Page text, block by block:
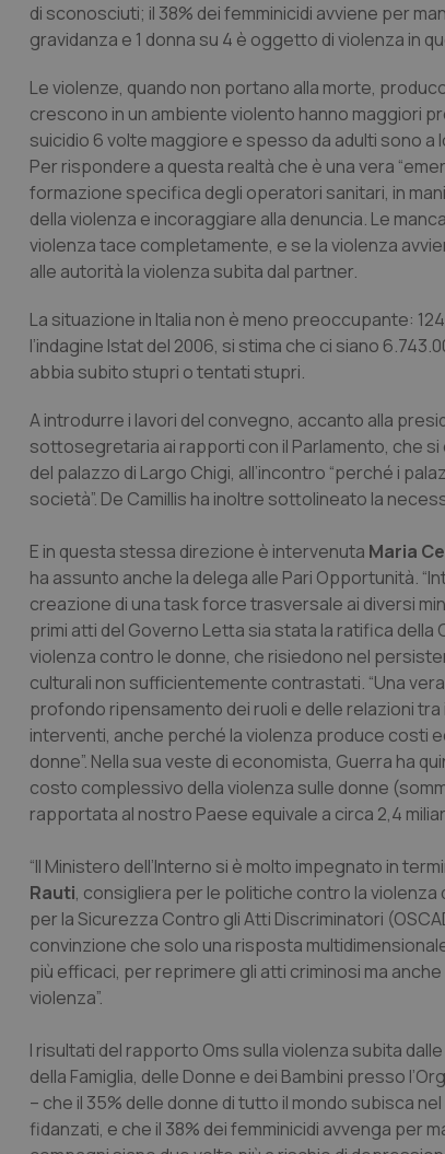
di sconosciuti; il 38% dei femminicidi avviene per
gravidanza e 1 donna su 4 è oggetto di violenza in
Le violenze, quando non portano alla morte,
crescono in un ambiente violento hanno maggiori
suicidio 6 volte maggiore e spesso da adulti sono
Per rispondere a questa realtà che è una vera
formazione specifica degli operatori sanitari, in
della violenza e incoraggiare alla denuncia. Le
violenza tace completamente, e se la violenza
alle autorità la violenza subita dal partner.
La situazione in Italia non è meno preoccupante:
l’indagine Istat del 2006, si stima che ci siano
abbia subito stupri o tentati stupri.
A introdurre i lavori del convegno, accanto alla
sottosegretaria ai rapporti con il Parlamento, che
del palazzo di Largo Chigi, all’incontro “perché i
società”. De Camillis ha inoltre sottolineato la
E in questa stessa direzione è intervenuta Maria
ha assunto anche la delega alle Pari Opportunità.
creazione di una task force trasversale ai diversi
primi atti del Governo Letta sia stata la ratifica
violenza contro le donne, che risiedono nel
culturali non sufficientemente contrastati. “Una
profondo ripensamento dei ruoli e delle relazioni
interventi, anche perché la violenza produce costi
donne”. Nella sua veste di economista, Guerra ha
costo complessivo della violenza sulle donne
rapportata al nostro Paese equivale a circa 2,4
“Il Ministero dell’Interno si è molto impegnato in
Rauti, consigliera per le politiche contro la
per la Sicurezza Contro gli Atti Discriminatori
convinzione che solo una risposta
più efficaci, per reprimere gli atti criminosi ma
violenza”.
I risultati del rapporto Oms sulla violenza subita
della Famiglia, delle Donne e dei Bambini presso
– che il 35% delle donne di tutto il mondo subisca
fidanzati, e che il 38% dei femminicidi avvenga per